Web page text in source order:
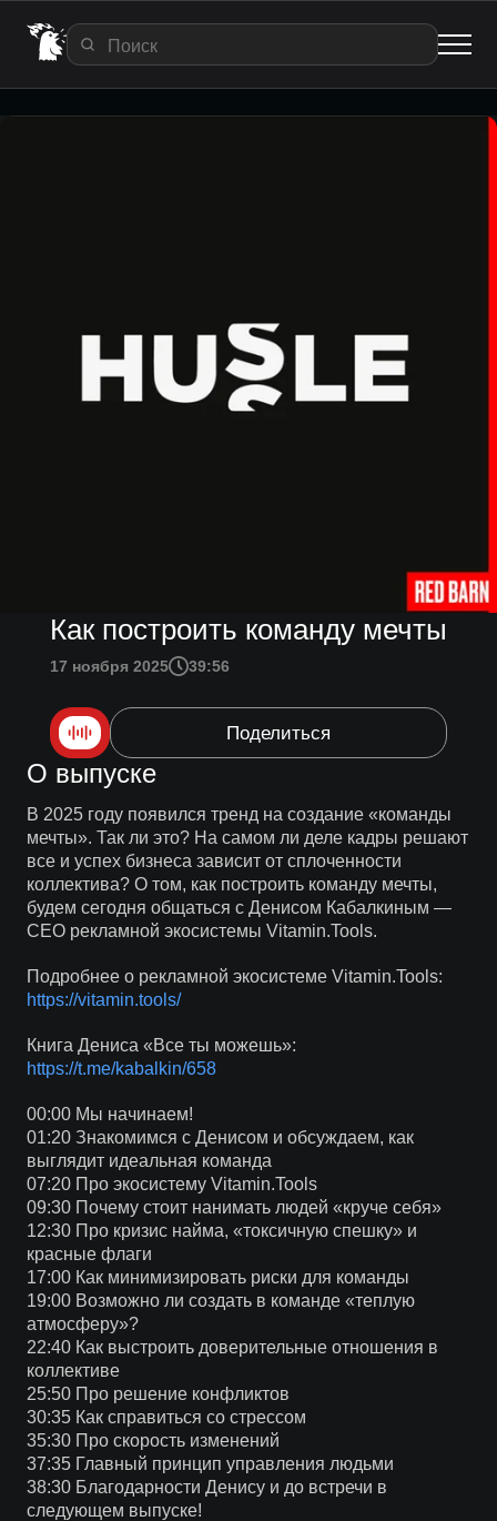
Как построить команду мечты
17 ноября 2025 39:56
Поделиться
О выпуске
В 2025 году появился тренд на создание «команды
мечты». Так ли это? На самом ли деле кадры решают
все и успех бизнеса зависит от сплоченности
коллектива? О том, как построить команду мечты,
будем сегодня общаться с Денисом Кабалкиным —
CEO рекламной экосистемы Vitamin.Tools.
Подробнее о рекламной экосистеме Vitamin.Tools:
https://vitamin.tools/
Книга Дениса «Все ты можешь»:
https://t.me/kabalkin/658
00:00 Мы начинаем!
01:20 Знакомимся с Денисом и обсуждаем, как
выглядит идеальная команда
07:20 Про экосистему Vitamin.Tools
09:30 Почему стоит нанимать людей «круче себя»
12:30 Про кризис найма, «токсичную спешку» и
красные флаги
17:00 Как минимизировать риски для команды
19:00 Возможно ли создать в команде «теплую
атмосферу»?
22:40 Как выстроить доверительные отношения в
коллективе
25:50 Про решение конфликтов
30:35 Как справиться со стрессом
35:30 Про скорость изменений
37:35 Главный принцип управления людьми
38:30 Благодарности Денису и до встречи в
следующем выпуске!